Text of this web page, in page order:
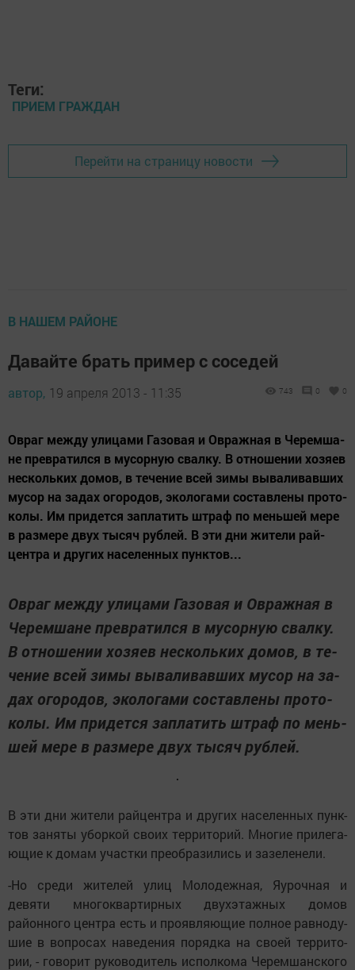
Теги:
ПРИЕМ ГРАЖДАН
Перейти на страницу новости
В НАШЕМ РАЙОНЕ
Давайте брать пример с соседей
автор, 19 апреля 2013 - 11:35 743 0 0
Ов­раг меж­ду ули­ца­ми Га­зо­вая и Ов­раж­ная в Че­рем­ша­
не прев­ра­тил­ся в му­сор­ную свал­ку. В от­но­ше­нии хо­зя­ев
нес­коль­ких до­мов, в те­че­ние всей зи­мы вы­вал­и­вав­ших
му­сор на за­дах ого­ро­дов, эко­ло­га­ми сос­тав­ле­ны про­то­
ко­лы. Им при­дет­ся зап­ла­тить шт­раф по мень­шей ме­ре
в раз­ме­ре двух ты­сяч руб­лей. В эти дни жи­те­ли рай­
цент­ра и дру­гих на­се­лен­ных пунк­тов...
Ов­раг меж­ду ули­ца­ми Га­зо­вая и Ов­раж­ная в
Че­рем­ша­не прев­ра­тил­ся в му­сор­ную свал­ку.
В от­но­ше­нии хо­зя­ев нес­коль­ких до­мов, в те­
че­ние всей зи­мы вы­вал­и­вав­ших му­сор на за­
дах ого­ро­дов, эко­ло­га­ми сос­тав­ле­ны про­то­
ко­лы. Им при­дет­ся зап­ла­тить шт­раф по мень­
шей ме­ре в раз­ме­ре двух ты­сяч руб­лей.
В эти дни жи­те­ли рай­цент­ра и дру­гих на­се­лен­ных пунк­
тов за­ня­ты убор­кой сво­их тер­ри­то­рий. Мно­гие при­ле­га­
ю­щие к до­мам участ­ки пре­об­ра­зи­лись и за­зе­ле­не­ли.
-Но сре­ди жи­те­лей улиц Мо­ло­деж­ная, Яу­роч­ная и
девяти мно­гок­вар­тир­ных двухэ­таж­ных до­мов
районного центра есть и про­яв­ля­ю­щие пол­ное рав­но­ду­
шие в воп­ро­сах на­ве­де­ния по­ряд­ка на сво­ей тер­ри­то­
рии, - го­во­рит ру­ко­во­ди­тель ис­пол­ко­ма Че­рем­шанс­ко­го